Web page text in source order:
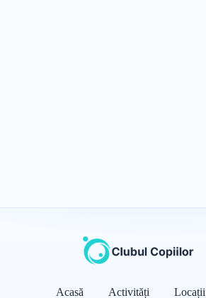
Acasă Activități Locații